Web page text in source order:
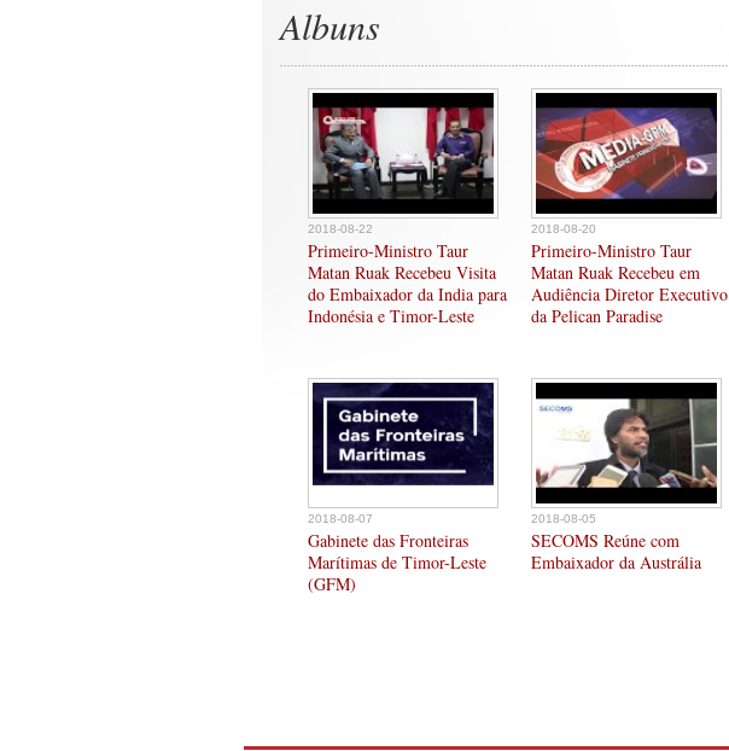
Albuns
2018-08-22
Primeiro-Ministro Taur
Matan Ruak Recebeu Visita
do Embaixador da India para
Indonésia e Timor-Leste
2018-08-20
Primeiro-Ministro Taur
Matan Ruak Recebeu em
Audiência Diretor Executivo
da Pelican Paradise
2018-08-07
Gabinete das Fronteiras
Marítimas de Timor-Leste
(GFM)
2018-08-05
SECOMS Reúne com
Embaixador da Austrália